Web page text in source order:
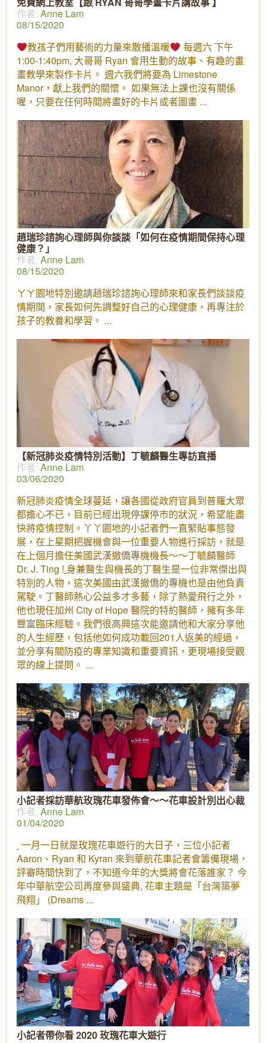
作者: Anne Lam
08/15/2020
教孩子們用藝術的力量來散播溫暖
每週六 下午
1:00-1:40pm, 大哥哥 Ryan 會用生動的故事、有趣的畫
畫教學來製作卡片。 週六我們將要為 Limestone
Manor，獻上我們的關懷。 如果無法上課也沒有關係
喔，只要在任何時間將畫好的卡片或者圖畫
趙瑞珍諮詢心理師與你談談「如何在疫情期間保持心理
健康？」
作者: Anne Lam
08/15/2020
ㄚㄚ園地特別邀請趙瑞珍諮詢心理師來和家長們談談疫
情期間，家長如何先調整好自己的心理健康，再專注於
孩子的教養和學習。
【新冠肺炎疫情特別活動】丁毓麟醫生專訪直播
作者: Anne Lam
03/06/2020
新冠肺炎疫情全球蔓延，讓各國從政府官員到普羅大眾
都擔心不已，目前已經出現停課停市的狀況，希望能盡
快將疫情控制。丫丫園地的小記者們一直緊貼事態發
展，在上星期把握機會與一位重要人物進行採訪，就是
在上個月擔任美國武漢撤僑專機機長～～丁毓麟醫師
Dr. J. Ting ! 身兼醫生與機長的丁醫生是一位非常傑出與
特別的人物，這次美國由武漢撤僑的專機也是由他負責
駕駛。丁醫師熱心公益多才多藝，除了熱愛飛行之外，
他也現任加州 City of Hope 醫院的特約醫師，擁有多年
豐富臨床經驗。我們很高興這次能邀請他和大家分享他
的人生經歷，包括他如何成功載回201人返美的經過，
並分享有關防疫的專業知識和重要資訊，更現場接受觀
眾的線上提問。
小記者採訪華航玫瑰花車發佈會～～花車設計別出心裁
作者: Anne Lam
01/04/2020
一月一日就是玫瑰花車遊行的大日子，三位小記者
Aaron、Ryan 和 Kyran 來到華航花車記者會籌備現場，
評審時間快到了，不知道今年的大獎將會花落誰家？ 今
年中華航空公司再度參與盛典, 花車主題是「台灣築夢
飛翔」 (Dreams
小記者帶你看 2020 玫瑰花車大遊行